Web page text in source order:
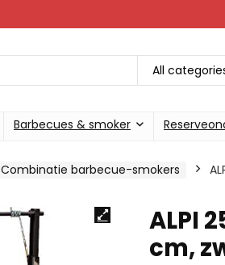
All
Barbecues & smoker
Combinatie barbecue-smokers
ALPI
cm,